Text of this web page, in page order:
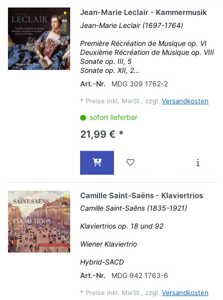
Jean-Marie Leclair - Kammermusik
Jean-Marie Leclair (1697-1764)
Première Récréation de Musique op. VI
Deuxième Récréation de Musique op. VIII
Sonate op. III, 5
Sonate op. XII, 2...
Art.-Nr.
MDG 309 1762-2
* Preise inkl. MwSt., zzgl. Versandkosten
sofort lieferbar
21,99 € *
Camille Saint-Saëns - Klaviertrios
Camille Saint-Saëns (1835-1921)
Klaviertrios op. 18 und 92
Wiener Klaviertrio
Hybrid-SACD
Art.-Nr.
MDG 942 1763-6
* Preise inkl. MwSt., zzgl. Versandkosten